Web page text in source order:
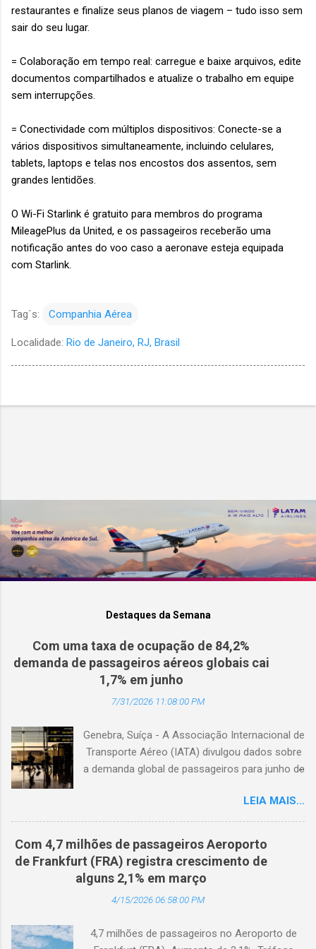
restaurantes e finalize seus planos de viagem – tudo isso sem
sair do seu lugar.
= Colaboração em tempo real: carregue e baixe arquivos, edite
documentos compartilhados e atualize o trabalho em equipe
sem interrupções.
= Conectividade com múltiplos dispositivos: Conecte-se a
vários dispositivos simultaneamente, incluindo celulares,
tablets, laptops e telas nos encostos dos assentos, sem
grandes lentidões.
O Wi-Fi Starlink é gratuito para membros do programa
MileagePlus da United, e os passageiros receberão uma
notificação antes do voo caso a aeronave esteja equipada
com Starlink.
Tag´s: Companhia Aérea
Localidade: Rio de Janeiro, RJ, Brasil
Destaques da Semana
Com uma taxa de ocupação de 84,2%
demanda de passageiros aéreos globais cai
1,7% em junho
7/31/2026 11:08:00 PM
Genebra, Suíça - A Associação Internacional de
Transporte Aéreo (IATA) divulgou dados sobre
a demanda global de passageiros para junho de
passageiros-quilômetro pagos (RPK), caiu 1,7%
em comparação com junho de 2025. Excluindo
o Oriente Médio, a demanda diminuiu 0,6%. A
capacidade total, medida em assentos-
quilômetro disponíveis (ASK), diminuiu 1,3% em
relação ao ano anterior. A taxa de ocupação foi
de 84,2% (-0,4 ponto percentual em
internacional caiu 0,9% em comparação com
LEIA MAIS...
Com 4,7 milhões de passageiros Aeroporto
de Frankfurt (FRA) registra crescimento de
alguns 2,1% em março
4/15/2026 06:58:00 PM
4,7 milhões de passageiros no Aeroporto de